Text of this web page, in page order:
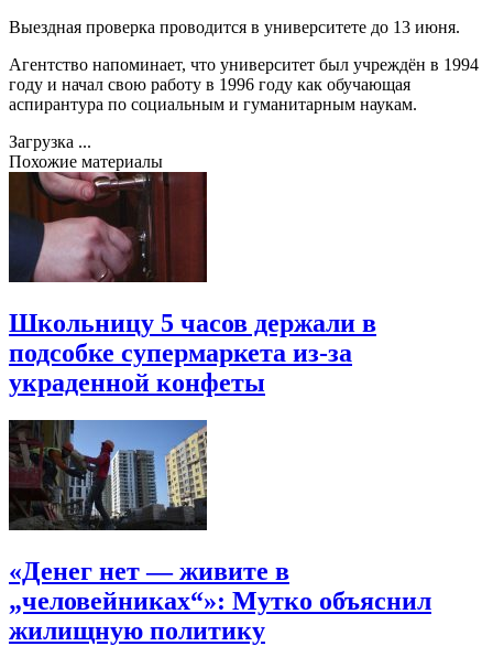
Выездная проверка проводится в университете до 13 июня.
Агентство напоминает, что университет был учреждён в 1994
году и начал свою работу в 1996 году как обучающая
аспирантура по социальным и гуманитарным наукам.
Загрузка ...
Похожие материалы
Школьницу 5 часов держали в
подсобке супермаркета из-за
украденной конфеты
«Денег нет — живите в
„человейниках“»: Мутко объяснил
жилищную политику